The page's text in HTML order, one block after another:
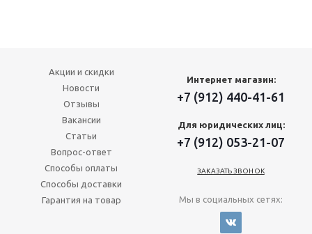
Акции и скидки
Новости
Отзывы
Вакансии
Статьи
Вопрос-ответ
Способы оплаты
Способы доставки
Гарантия на товар
Интернет магазин:
+7 (912) 440-41-61
Для юридических лиц:
+7 (912) 053-21-07
ЗАКАЗАТЬ ЗВОНОК
Мы в социальных сетях: